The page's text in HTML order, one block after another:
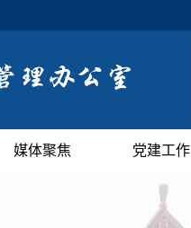
媒体聚焦 党建工作